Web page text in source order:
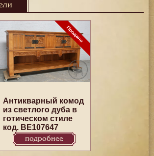
Антикварный комод
из светлого дуба в
готическом стиле
код. BE107647
подробнее